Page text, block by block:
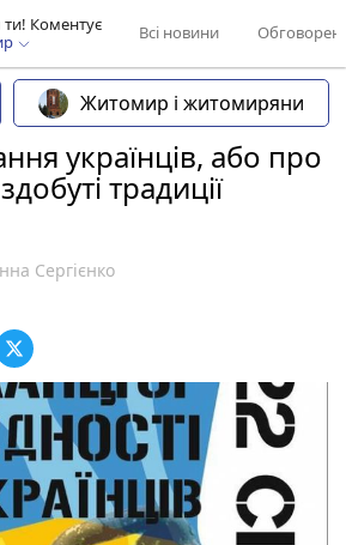
Коментує
Всі новини
Житомир і житомиряни
українців, або про
традиції
Сергієнко